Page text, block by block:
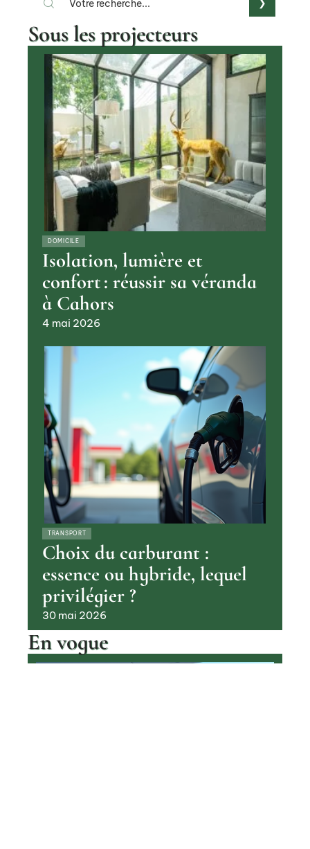
Sous les projecteurs
DOMICILE
Isolation, lumière et
confort : réussir sa véranda
à Cahors
4 mai 2026
TRANSPORT
Choix du carburant :
essence ou hybride, lequel
privilégier ?
30 mai 2026
En vogue